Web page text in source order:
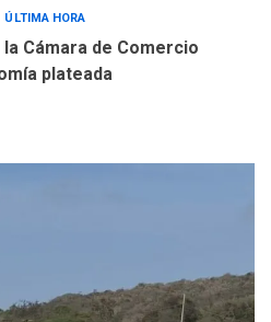
hídrica, por
ÚLTIMA HORA
la Cámara de Comercio
plateada